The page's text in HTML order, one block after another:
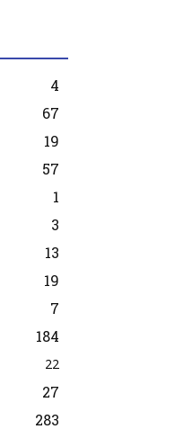
4
67
19
57
1
3
13
19
7
184
22
27
283